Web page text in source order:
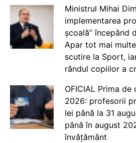
Ministrul Mihai
implementarea
școală” începând
Apar tot mai
scutire la Sport,
rândul copiilor a
OFICIAL Prima
2026: profesorii
lei până la 31
până în august
învățământ